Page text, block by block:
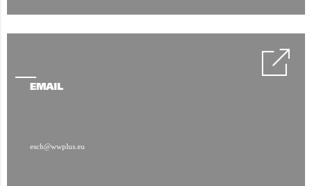
EMAIL
esch@wwplus.eu